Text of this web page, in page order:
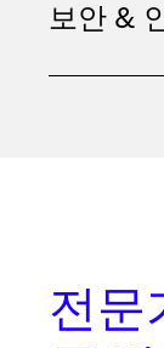
보안 &
전문